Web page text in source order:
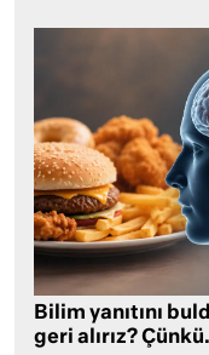
Bilim yanıtını
geri alırız?